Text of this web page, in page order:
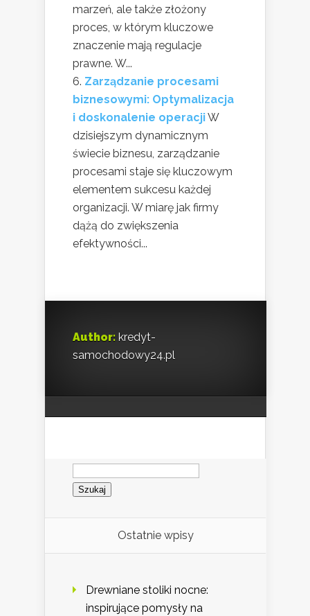
marzeń, ale także złożony
proces, w którym kluczowe
znaczenie mają regulacje
prawne. W...
Zarządzanie procesami
biznesowymi: Optymalizacja
i doskonalenie operacjiW
dzisiejszym dynamicznym
świecie biznesu, zarządzanie
procesami staje się kluczowym
elementem sukcesu każdej
organizacji. W miarę jak firmy
dążą do zwiększenia
efektywności...
Author: kredyt-
samochodowy24.pl
Szukaj:
Ostatnie wpisy
Drewniane stoliki nocne:
inspirujące pomysły na